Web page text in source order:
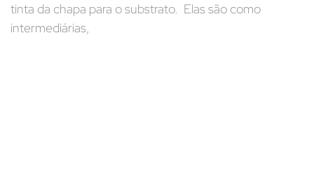
tinta da chapa para o substrato. Elas são como
intermediárias,